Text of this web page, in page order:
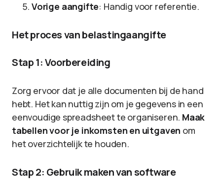
Vorige aangifte: Handig voor referentie.
Het proces van belastingaangifte
Stap 1: Voorbereiding
Zorg ervoor dat je alle documenten bij de hand
hebt. Het kan nuttig zijn om je gegevens in een
eenvoudige spreadsheet te organiseren. Maak
tabellen voor je inkomsten en uitgaven om
het overzichtelijk te houden.
Stap 2: Gebruik maken van software